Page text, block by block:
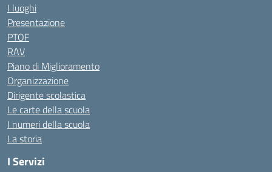
I luoghi
Presentazione
PTOF
RAV
Piano di Miglioramento
Organizzazione
Dirigente scolastica
Le carte della scuola
I numeri della scuola
La storia
I Servizi